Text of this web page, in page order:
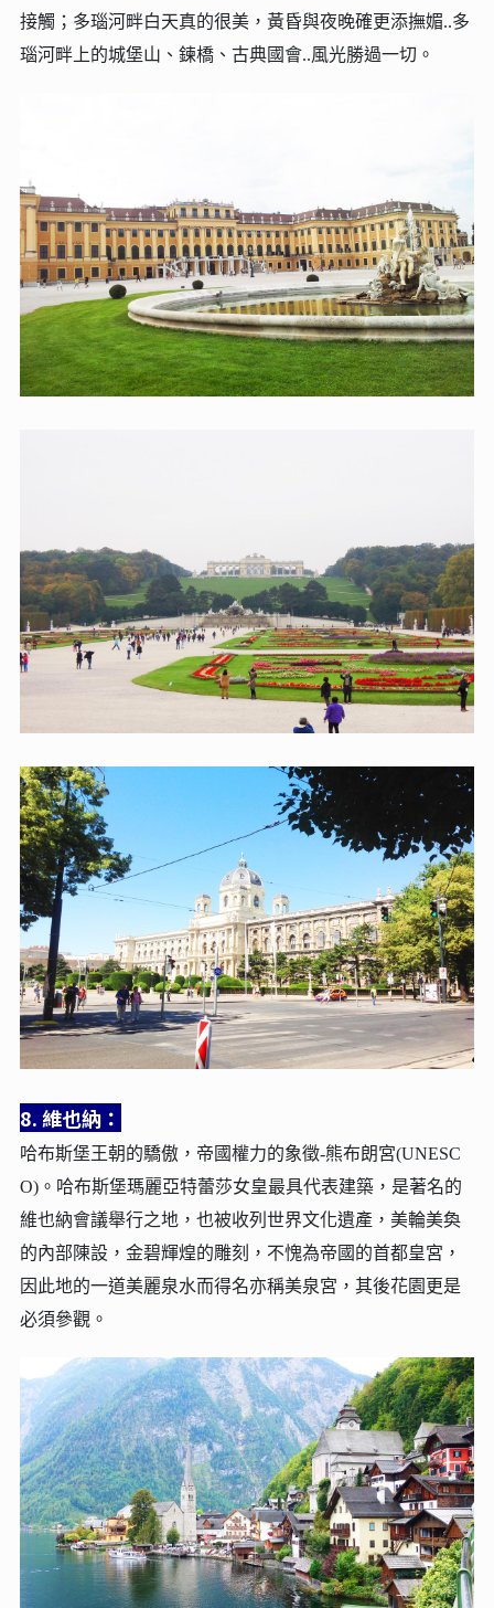
接觸；多瑙河畔白天真的很美，黃昏與夜晚確更添撫媚..多
瑙河畔上的城堡山、鍊橋、古典國會..風光勝過一切。
8. 維也納：
哈布斯堡王朝的驕傲，帝國權力的象徵-熊布朗宮(UNESC
O)。 哈布斯堡瑪麗亞特蕾莎女皇最具代表建築，是著名的
維也納會議舉行之地，也被收列世界文化遺產，美輪美奐
的內部陳設，金碧輝煌的雕刻，不愧為帝國的首都皇宮，
因此地的一道美麗泉水而得名亦稱美泉宮，其後花園更是
必須參觀。